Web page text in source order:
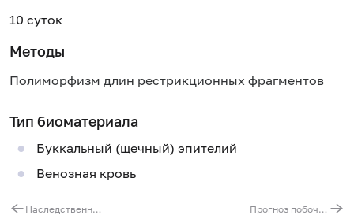
10 суток
Методы
Полиморфизм длин рестрикционных фрагментов
Тип биоматериала
Буккальный (щечный) эпителий
Венозная кровь
Наследственная гипербилирубинемия. Синдром Жильбера Прогноз побочных эффектов при терапии препаратом "Иринотекан" ("Камптозар", "Кампто")